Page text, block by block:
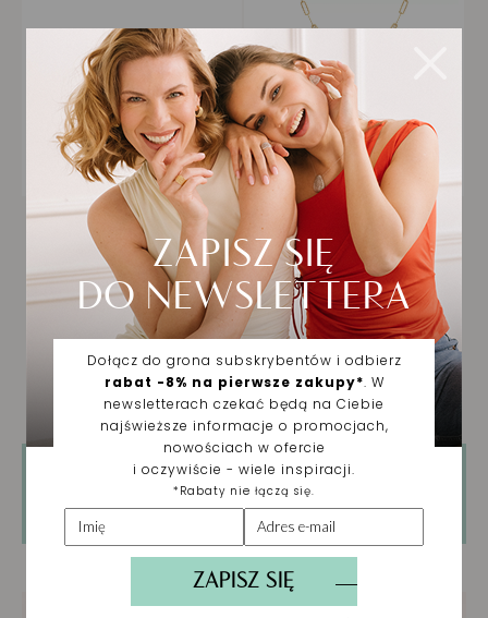
Tylko zarejestrowani użytkownicy mogą
pisać Recenzje. ProszęZaloguj się
konto